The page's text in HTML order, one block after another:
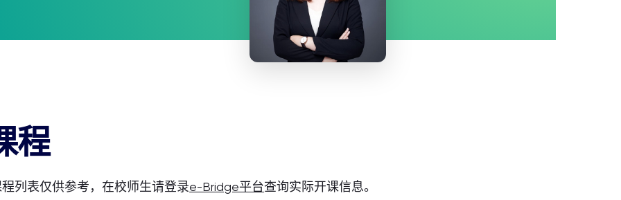
程
列表仅供参考，在校师生请登录e-Bridge平台查询实际开课信息。